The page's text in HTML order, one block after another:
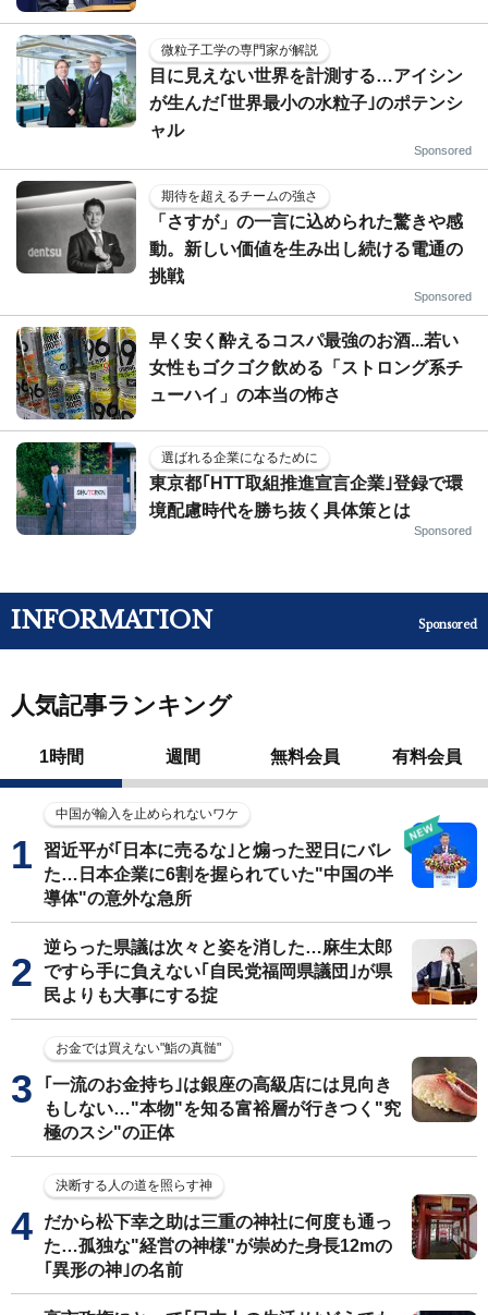
微粒子工学の専門家が解説
目に見えない世界を計測する…アイシン
が生んだ｢世界最小の水粒子｣のポテンシ
ャル
Sponsored
期待を超えるチームの強さ
「さすが」の一言に込められた驚きや感
動。新しい価値を生み出し続ける電通の
挑戦
Sponsored
早く安く酔えるコスパ最強のお酒...若い
女性もゴクゴク飲める「ストロング系チ
ューハイ」の本当の怖さ
選ばれる企業になるために
東京都｢HTT取組推進宣言企業｣登録で環
境配慮時代を勝ち抜く具体策とは
Sponsored
INFORMATION Sponsored
人気記事ランキング
1時間 週間 無料会員 有料会員
中国が輸入を止められないワケ
習近平が｢日本に売るな｣と煽った翌日にバレ
た…日本企業に6割を握られていた"中国の半
導体"の意外な急所
逆らった県議は次々と姿を消した…麻生太郎
ですら手に負えない｢自民党福岡県議団｣が県
民よりも大事にする掟
お金では買えない"鮨の真髄"
｢一流のお金持ち｣は銀座の高級店には見向き
もしない…"本物"を知る富裕層が行きつく"究
極のスシ"の正体
決断する人の道を照らす神
だから松下幸之助は三重の神社に何度も通っ
た…孤独な"経営の神様"が崇めた身長12mの
｢異形の神｣の名前